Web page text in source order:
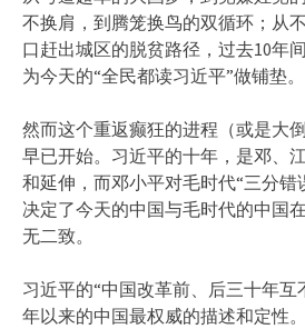
不换肩，到腾笼换鸟的双循环；从
口赶出城区的脱贫路径，过去10年
为今天的“全民都读习近平”做铺垫。
然而这个重返癫狂的进程（或是大
早已开始。习近平的十年，是邓、
和延伸，而邓小平对毛时代“三分错
决定了今天的中国与毛时代的中国
无二致。
习近平的“中国改革前、后三十年互
年以来的中国最权威的描述和定性